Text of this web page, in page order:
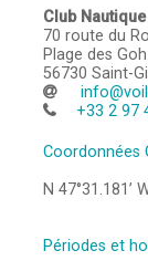
Club
70 route du
Plage des
56730 Saint-
+33 2 97
Coordonnées
N 47°31.181’
Périodes et